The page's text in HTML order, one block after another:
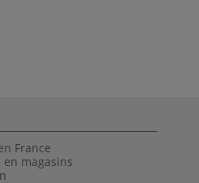
France
en magasins